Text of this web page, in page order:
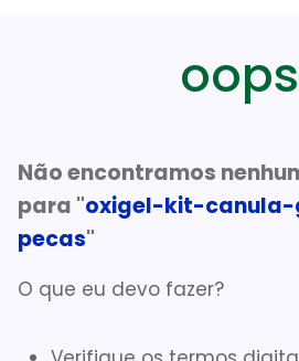
Não encontramos
para "oxigel-kit-
pecas"
O que eu devo fazer?
5º Aparelho Pressão
6º Littmann
7º Absorvente Geriatrico
8º Gaze Esteril